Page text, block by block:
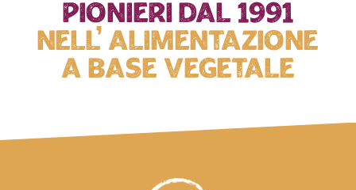
pionieri dal 1991
nell’ alimentazione
a base vegetale